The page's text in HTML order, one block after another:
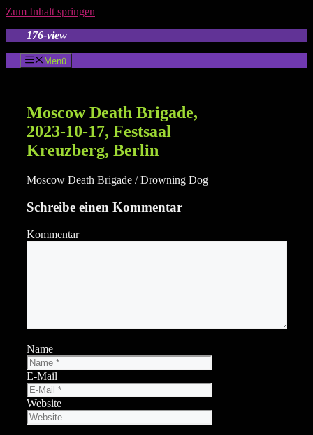
Zum Inhalt springen
176-view
Menü
Moscow Death Brigade,
2023-10-17, Festsaal
Kreuzberg, Berlin
Moscow Death Brigade / Drowning Dog
Schreibe einen Kommentar
Kommentar
Name
E-Mail
Website